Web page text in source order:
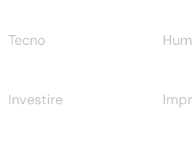
Tecno
Investire